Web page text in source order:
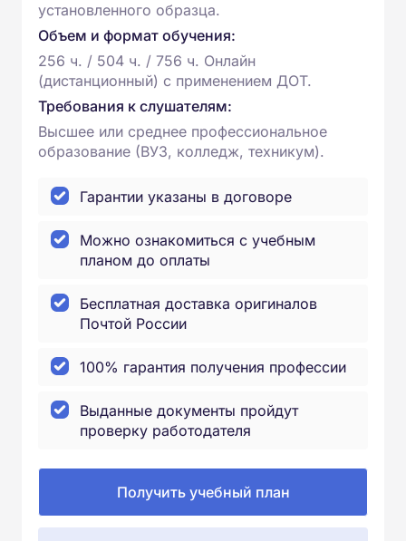
установленного образца.
Объем и формат обучения:
256 ч. / 504 ч. / 756 ч. Онлайн
(дистанционный) с применением ДОТ.
Требования к слушателям:
Высшее или среднее профессиональное
образование (ВУЗ, колледж, техникум).
Гарантии указаны в договоре
Можно ознакомиться с учебным
планом до оплаты
Бесплатная доставка оригиналов
Почтой России
100% гарантия получения профессии
Выданные документы пройдут
проверку работодателя
Получить учебный план